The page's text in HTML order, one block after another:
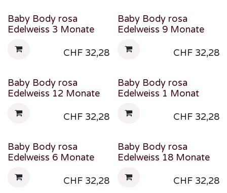
Baby Body rosa
Edelweiss 3 Monate
CHF 32,28
Baby Body rosa
Edelweiss 9 Monate
CHF 32,28
Baby Body rosa
Edelweiss 12 Monate
CHF 32,28
Baby Body rosa
Edelweiss 1 Monat
CHF 32,28
Baby Body rosa
Edelweiss 6 Monate
CHF 32,28
Baby Body rosa
Edelweiss 18 Monate
CHF 32,28